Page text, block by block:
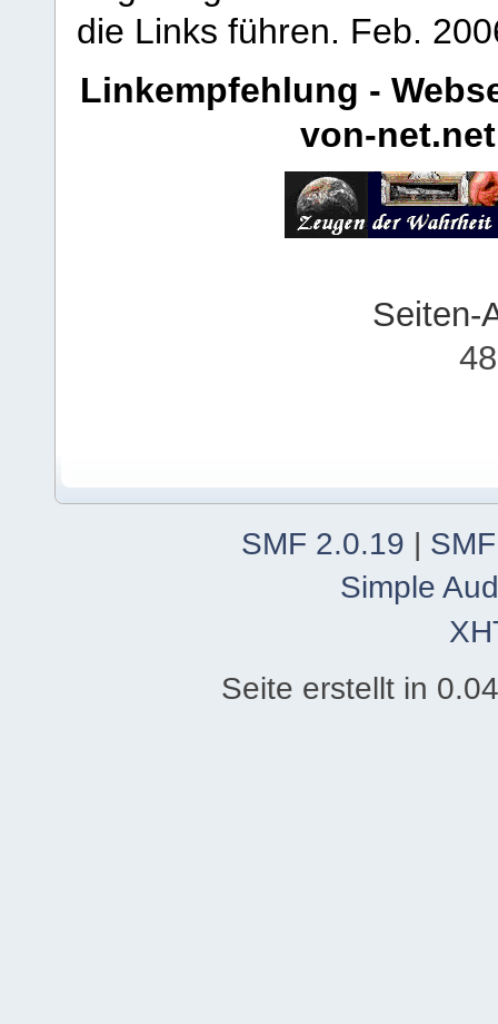
die Links führen. Feb.
Linkempfehlung -
von-net.net
Seiten-
SMF 2.0.19 |
Simple
Seite erstellt in